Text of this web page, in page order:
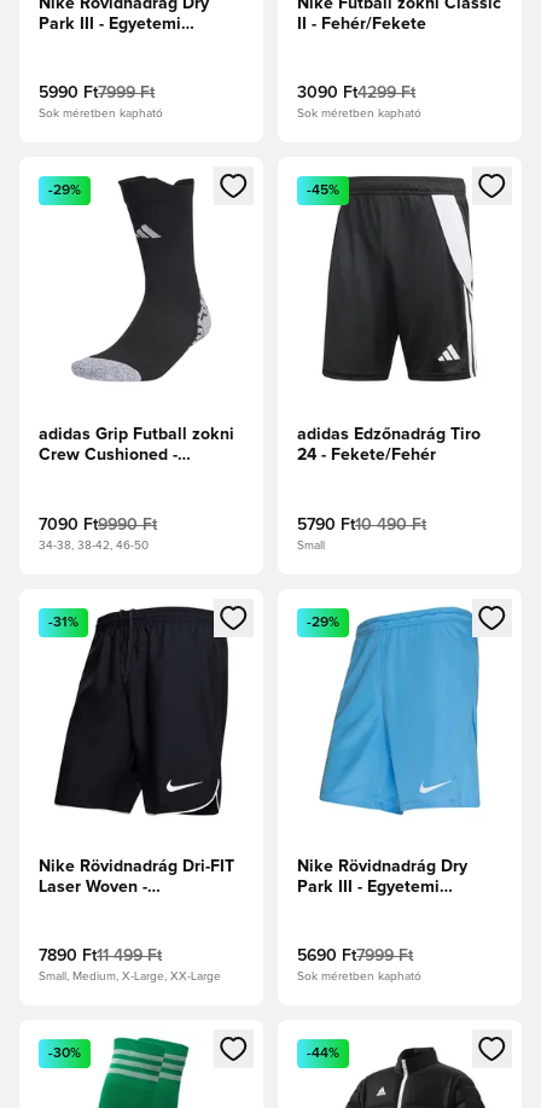
Park III - Egyetemi
5990 Ft7999 Ft
Sok méretben kapható
II - Fehér/Fekete
3090 Ft4299 Ft
Sok méretben kapható
Megnyit egy modált a bejelentkezéshez vagy a tagként
-29%
adidas Grip Futball zokni
Crew Cushioned -
7090 Ft9990 Ft
34-38, 38-42, 46-50
Megnyit egy modált a
-45%
adidas Edzőnadrág Tiro
24 - Fekete/Fehér
5790 Ft10 490 Ft
Small
Megnyit egy modált a bejelentkezéshez vagy a tagként
-31%
Nike Rövidnadrág Dri-FIT
Laser Woven -
7890 Ft11 499 Ft
Small, Medium, X-Large, XX-Large
Megnyit egy modált a
-29%
Nike Rövidnadrág Dry
Park III - Egyetemi
5690 Ft7999 Ft
Sok méretben kapható
Megnyit egy modált a bejelentkezéshez vagy a tagként
-30%
Megnyit egy modált a
-44%